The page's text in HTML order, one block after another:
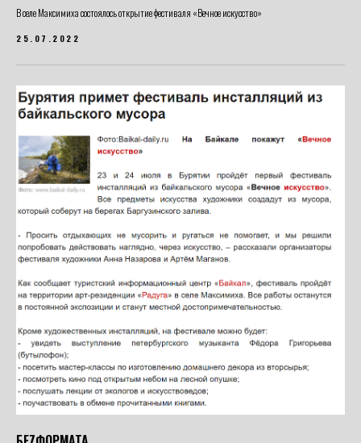
В селе Максимиха состоялось открытие фестиваля «Вечное искусство»
25.07.2022